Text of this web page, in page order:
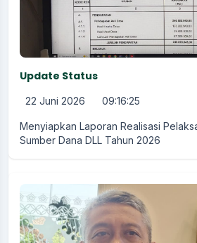
Update Status
22 Juni 2026 09:16:25
Menyiapkan Laporan Realisasi
Sumber Dana DLL Tahun 2026